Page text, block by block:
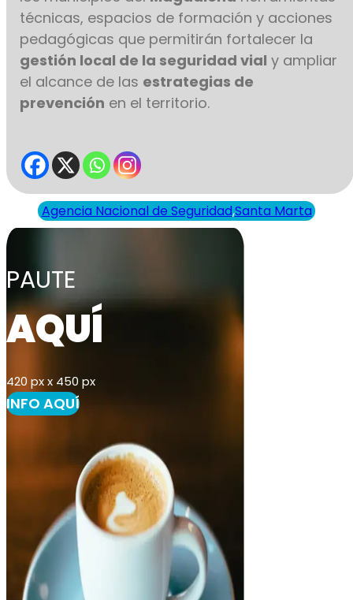
técnicas, espacios de formación y acciones
pedagógicas que permitirán fortalecer la
gestión local de la seguridad vial y ampliar
el alcance de las estrategias de
prevención en el territorio.
Agencia Nacional de Seguridad,Santa Marta
PAUTE
AQUÍ
420 px x 450 px
INFO AQUÍ